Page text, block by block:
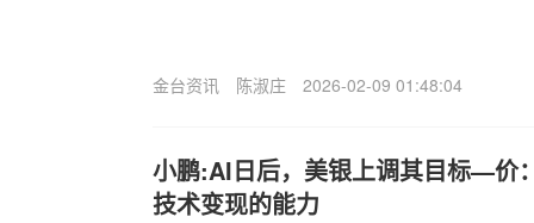
金台资讯 陈淑庄 2026-02-09 01:48:04
小鹏:AI日后，美银上调其目标—价
技术变现的能力